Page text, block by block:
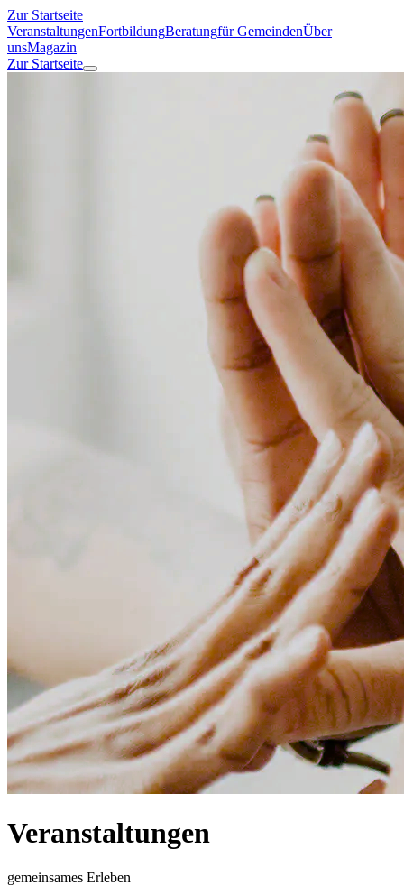
Zur Startseite
VeranstaltungenFortbildungBeratungfür GemeindenÜber
unsMagazin
Zur Startseite
Veranstaltungen
gemeinsames Erleben